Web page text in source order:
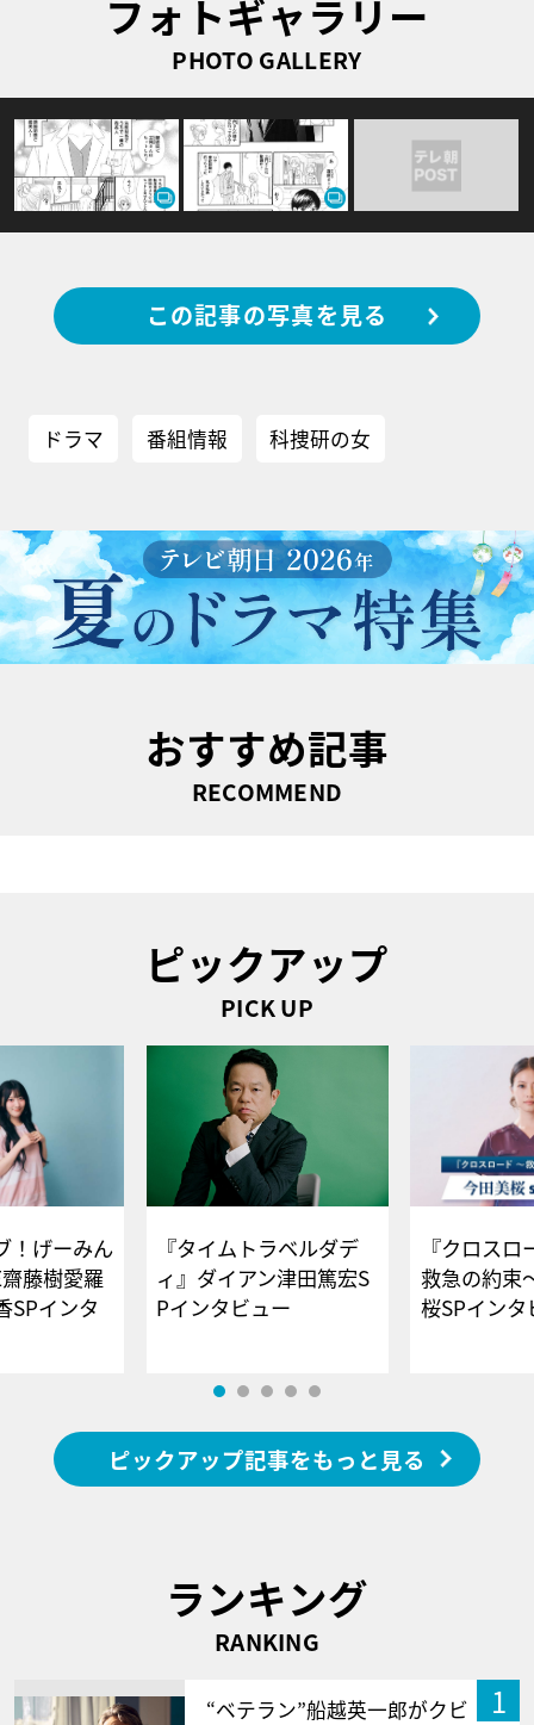
フォトギャラリー
PHOTO GALLERY
この記事の写真を見る
ドラマ 番組情報 科捜研の女
おすすめ記事
RECOMMEND
ピックアップ
PICK UP
！げーみん
藤樹愛羅
SPインタ
『タイムトラベルダデ
ィ』ダイアン津田篤宏S
Pインタビュー
『クロス
救急の約束
桜SPイ
ピックアップ記事をもっと見る
ランキング
RANKING
1
“ベテラン”船越英一郎がクビ